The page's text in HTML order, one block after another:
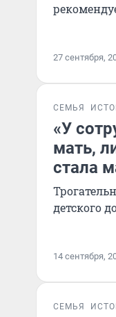
27 сентября,
СЕМЬЯ
«У
мать,
стала
детского
14 сентября,
СЕМЬЯ